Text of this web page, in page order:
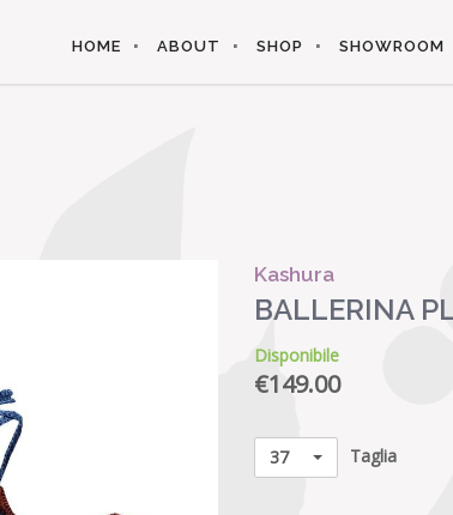
HOME ABOUT SHOP SHOWROOM
Kashura
BALLERINA
Disponibile
€149.00
37 Taglia